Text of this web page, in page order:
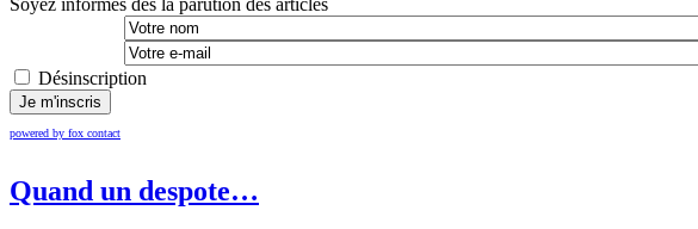
Désinscription
Je m'inscris
powered by fox contact
Quand un despote…